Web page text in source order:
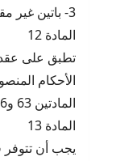
3- باتين غير مقيدين بأجل أو شرط واقف أو فاسخ.
المادة 12
تطبق على عقد
الأحكام
المادتين 63 و66 بعده.
المادة 13
يجب أن تتوفر